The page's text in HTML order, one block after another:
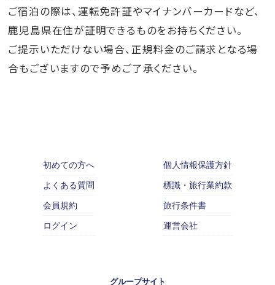
ご宿泊の際は、運転免許証やマイナンバーカードなど、
鹿児島県在住が証明できるものをお持ちください。
ご提示いただけない場合、正規料金のご請求となる場
合もございますので予めご了承ください。
初めての方へ
よくある質問
会員規約
ログイン
個人情報保護方針
標識・旅行業約款
旅行条件書
運営会社
グループサイト